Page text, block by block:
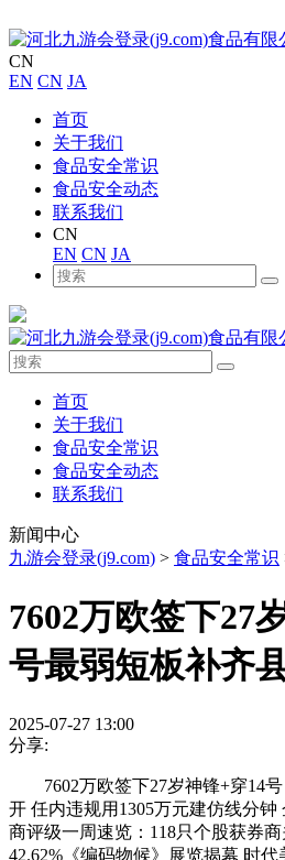
CN
EN CN JA
首页
关于我们
食品安全常识
食品安全动态
联系我们
CN
EN CN JA
首页
关于我们
食品安全常识
食品安全动态
联系我们
新闻中心
九游会登录(j9.com) > 食品安全常识
7602万欧签下27
号最弱短板补齐
2025-07-27 13:00
分享:
7602万欧签下27岁神锋+穿14号
开 任内违规用1305万元建仿线分钟
商评级一周速览：118只个股获券
42.62%《编码物候》展览揭幕 时